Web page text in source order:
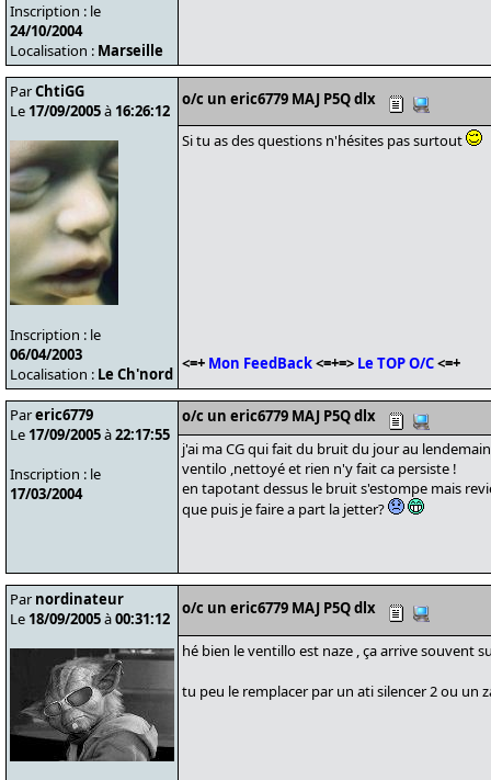
Inscription : le
24/10/2004
Localisation : Marseille
ParChtiGG
Le 17/09/2005à 16:26:12
Inscription : le
06/04/2003
Localisation : Le Ch'nord
o/c un eric6779 MAJ P5Q dlx
Si tu as des questions n'hésites pas surtout
<=+ Mon FeedBack<=+=> Le TOP O/C<=+
Pareric6779
Le 17/09/2005à22:17:55
Inscription : le
17/03/2004
o/c un eric6779 MAJ P5Q dlx
j'ai ma CG qui fait du bruit du jour au
ventilo ,nettoyé et rien n'y fait ca persiste !
en tapotant dessus le bruit s'estompe mais
que puis je faire a part la jetter?
Par nordinateur
Le 18/09/2005à00:31:12
o/c un eric6779 MAJ P5Q dlx
hé bien le ventillo est naze , ça arrive souvent
tu peu le remplacer par un ati silencer 2 ou un